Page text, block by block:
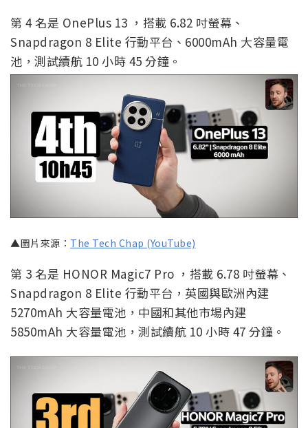
第 4 名是 OnePlus 13 ，搭載 6.82 吋螢幕、
Snapdragon 8 Elite 行動平台、6000mAh 大容量電
池，測試續航 10 小時 45 分鐘。
▲圖片來源： The Tech Chap (YouTube)
第 3 名是 HONOR Magic7 Pro ，搭載 6.78 吋螢幕、
Snapdragon 8 Elite 行動平台，英國與歐洲內建
5270mAh 大容量電池，中國和其他市場內建
5850mAh 大容量電池，測試續航 10 小時 47 分鐘。